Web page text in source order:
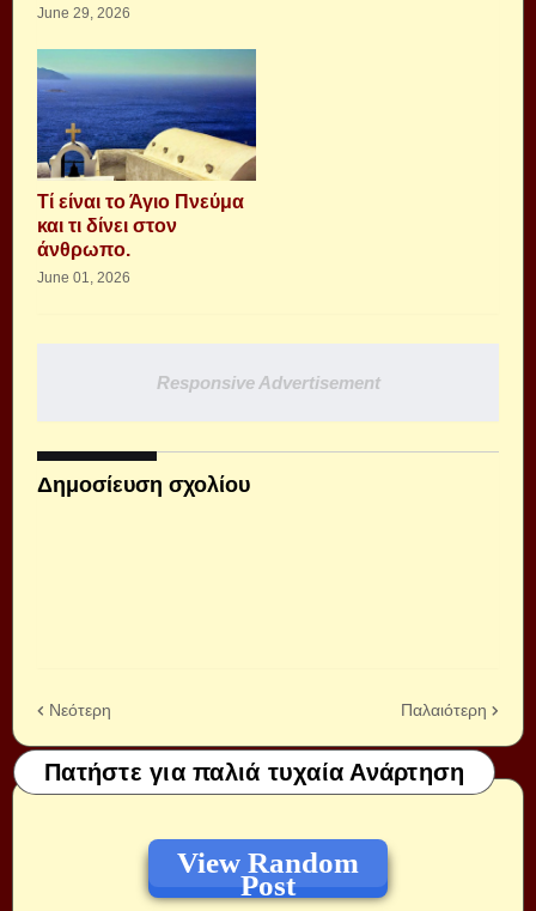
June 29, 2026
Τί είναι το Άγιο Πνεύμα
και τι δίνει στον
άνθρωπο.
June 01, 2026
Responsive Advertisement
Δημοσίευση σχολίου
Νεότερη Παλαιότερη
Πατήστε για παλιά τυχαία Ανάρτηση
View Random
Post